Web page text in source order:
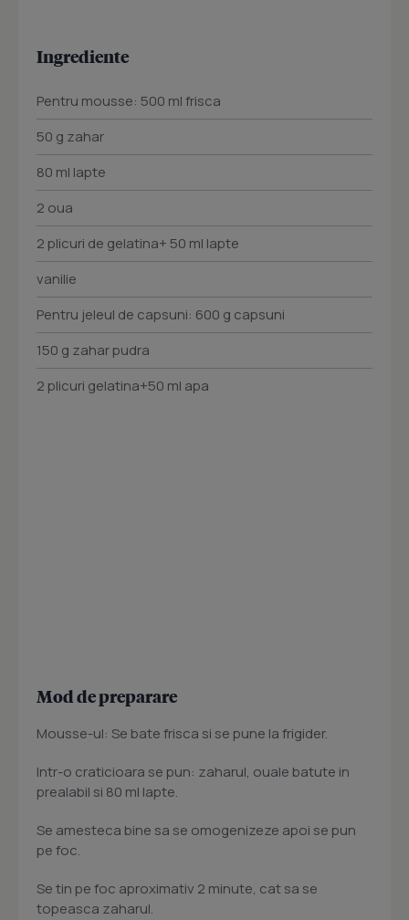
Ingrediente
Pentru mousse: 500 ml frisca
50 g zahar
80 ml lapte
2 oua
2 plicuri de gelatina+ 50 ml lapte
vanilie
Pentru jeleul de capsuni: 600 g capsuni
150 g zahar pudra
2 plicuri gelatina+50 ml apa
Mod de preparare
Mousse-ul: Se bate frisca si se pune la frigider.
Intr-o craticioara se pun: zaharul, ouale batute in
prealabil si 80 ml lapte.
Se amesteca bine sa se omogenizeze apoi se pun
pe foc.
Se tin pe foc aproximativ 2 minute, cat sa se
topeasca zaharul.